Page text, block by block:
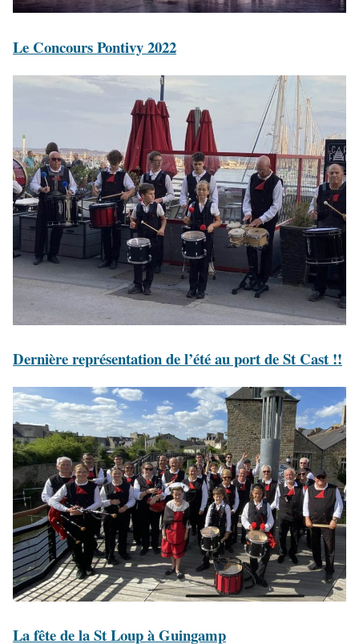
Le Concours Pontivy 2022
Dernière représentation de l’été au port de St Cast !!
La fête de la St Loup à Guingamp